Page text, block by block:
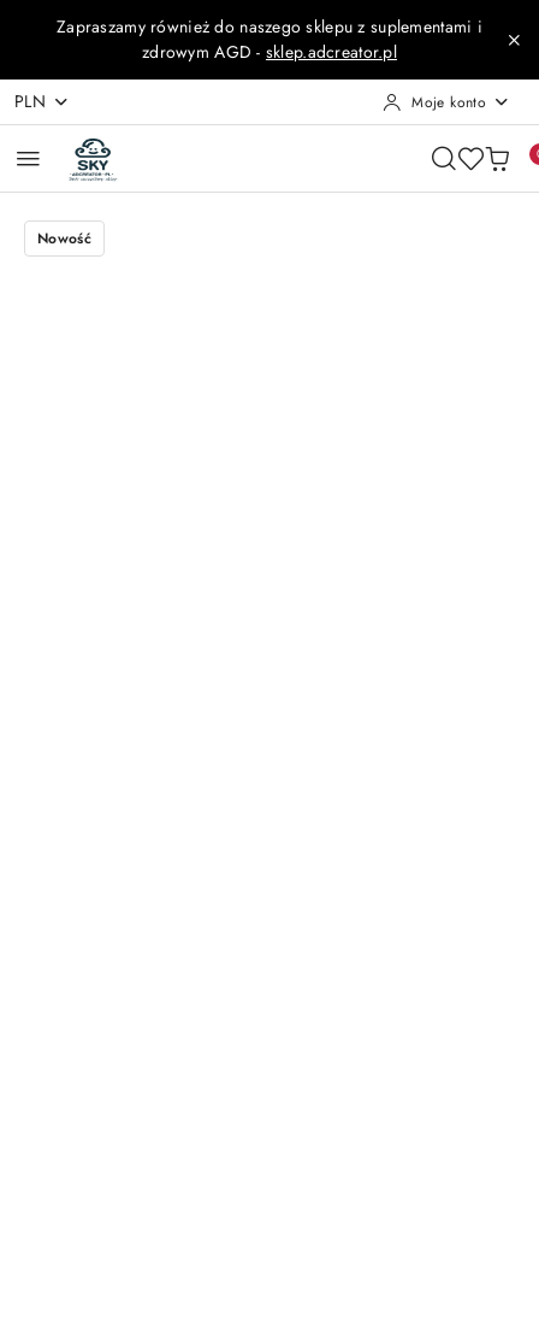
Przejdź do treści głównej
Przejdź do wyszukiwarki
Przejdź do moje konto
Przejdź do menu głównego
Przejdź do opisu produktu
Przejdź do stopki
Zapraszamy również do naszego sklepu z suplementami i
zdrowym AGD - sklep.adcreator.pl
PLN Moje konto
Nowość